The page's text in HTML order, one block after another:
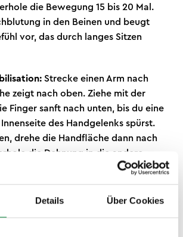
Details Über Cookies
die Bewegung 15 bis 20 Mal.
in den Beinen und beugt
vor, das durch langes Sitzen
Strecke einen Arm nach
zeigt nach oben. Ziehe mit der
Finger sanft nach unten, bis du eine
des Handgelenks spürst.
drehe die Handfläche dann nach
die Dehnung in die andere
vor, die durch langes Tippen
entstehen.